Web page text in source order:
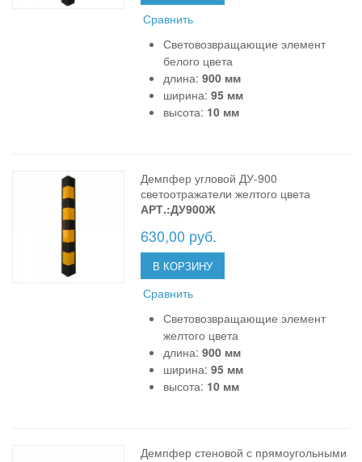
Сравнить
Световозвращающие элемент
белого цвета
длина:900 мм
ширина:95 мм
высота: 10 мм
Демпфер угловой ДУ-900
светоотражатели желтого цвета
АРТ.:ДУ900Ж
630,00 руб.
В КОРЗИНУ
Сравнить
Световозвращающие элемент
желтого цвета
длина:900 мм
ширина:95 мм
высота: 10 мм
Демпфер стеновой с прямоугольными